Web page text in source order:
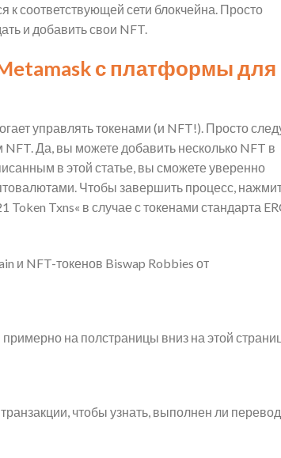
соответствующей сети блокчейна. Просто
и добавить свои NFT.
с платформы для
управлять токенами (и NFT!). Просто
Да, вы можете добавить несколько NFT в
в этой статье, вы сможете уверенно
Чтобы завершить процесс,
Txns« в случае с токенами стандарта
и NFT-токенов Biswap Robbies от
на полстраницы вниз на этой
чтобы узнать, выполнен ли